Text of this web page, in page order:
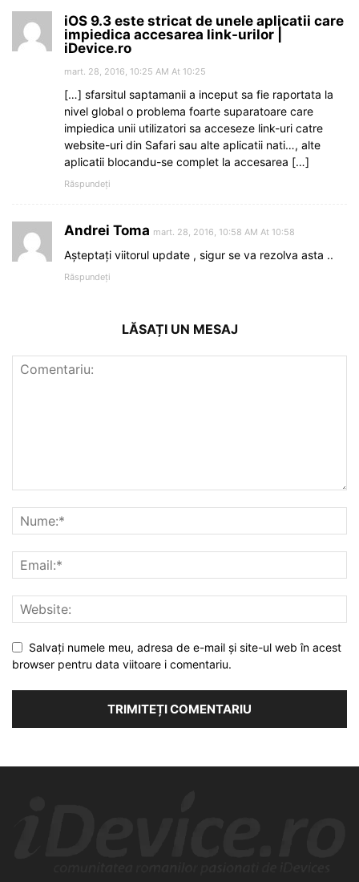
iOS 9.3 este stricat de unele aplicatii care
impiedica accesarea link-urilor |
iDevice.ro
mart. 28, 2016, 10:25 AM At 10:25
[…] sfarsitul saptamanii a inceput sa fie raportata la
nivel global o problema foarte suparatoare care
impiedica unii utilizatori sa acceseze link-uri catre
website-uri din Safari sau alte aplicatii nati…, alte
aplicatii blocandu-se complet la accesarea […]
Răspundeți
Andrei Toma mart. 28, 2016, 10:58 AM At 10:58
Așteptați viitorul update , sigur se va rezolva asta ..
Răspundeți
LĂSAȚI UN MESAJ
Salvați numele meu, adresa de e-mail și site-ul web în acest
browser pentru data viitoare i comentariu.